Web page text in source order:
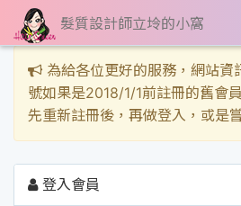
髮質設計師立坽的小窩
為給各位更好的服務，網站資
號如果是2018/1/1前註冊的舊會
先重新註冊後，再做登入，或是
登入會員